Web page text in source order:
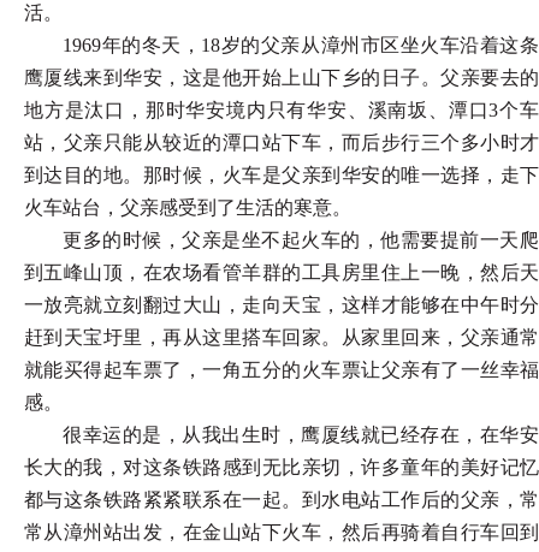
活。
1969年的冬天，18岁的父亲从漳州市区坐火车沿着这条
鹰厦线来到华安，这是他开始上山下乡的日子。父亲要去的
地方是汰口，那时华安境内只有华安、溪南坂、潭口3个车
站，父亲只能从较近的潭口站下车，而后步行三个多小时才
到达目的地。那时候，火车是父亲到华安的唯一选择，走下
火车站台，父亲感受到了生活的寒意。
更多的时候，父亲是坐不起火车的，他需要提前一天爬
到五峰山顶，在农场看管羊群的工具房里住上一晚，然后天
一放亮就立刻翻过大山，走向天宝，这样才能够在中午时分
赶到天宝圩里，再从这里搭车回家。从家里回来，父亲通常
就能买得起车票了，一角五分的火车票让父亲有了一丝幸福
感。
很幸运的是，从我出生时，鹰厦线就已经存在，在华安
长大的我，对这条铁路感到无比亲切，许多童年的美好记忆
都与这条铁路紧紧联系在一起。到水电站工作后的父亲，常
常从漳州站出发，在金山站下火车，然后再骑着自行车回到